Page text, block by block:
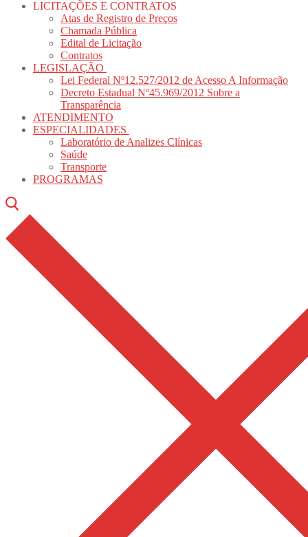
LICITAÇÕES E CONTRATOS
Atas de Registro de Preços
Chamada Pública
Edital de Licitação
Contratos
LEGISLAÇÃO
Lei Federal Nº12.527/2012 de Acesso A Informação
Decreto Estadual Nº45.969/2012 Sobre a
Transparência
ATENDIMENTO
ESPECIALIDADES
Laboratório de Analizes Clínicas
Saúde
Transporte
PROGRAMAS